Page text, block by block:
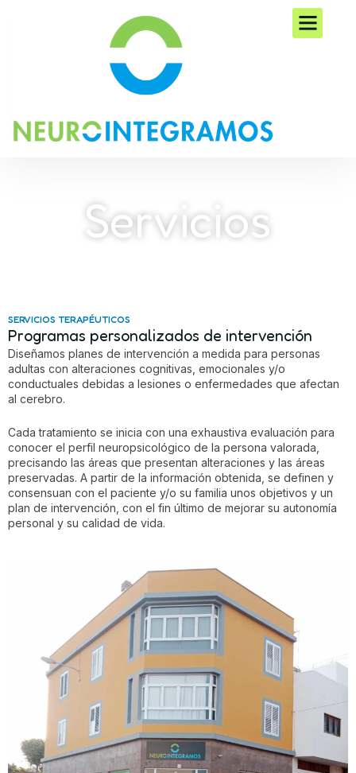
Servicios
SERVICIOS TERAPÉUTICOS
Programas personalizados de intervención
Diseñamos planes de intervención a medida para personas
adultas con alteraciones cognitivas, emocionales y/o
conductuales debidas a lesiones o enfermedades que afectan
al cerebro.
Cada tratamiento se inicia con una exhaustiva evaluación para
conocer el perfil neuropsicológico de la persona valorada,
precisando las áreas que presentan alteraciones y las áreas
preservadas. A partir de la información obtenida, se definen y
consensuan con el paciente y/o su familia unos objetivos y un
plan de intervención, con el fin último de mejorar su autonomía
personal y su calidad de vida.